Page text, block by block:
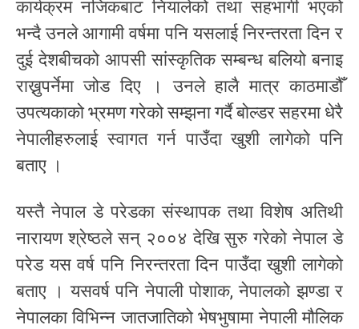
कार्यक्रम नजिकबाट नियालेको तथा सहभागी भएको
भन्दै उनले आगामी वर्षमा पनि यसलाई निरन्तरता दिन र
दुई देशबीचको आपसी सांस्कृतिक सम्बन्ध बलियो बनाइ
राख्नुपर्नेमा जोड दिए । उनले हालै मात्र काठमाडौँ
उपत्यकाको भ्रमण गरेको सम्झना गर्दै बोल्डर सहरमा धेरै
नेपालीहरुलाई स्वागत गर्न पाउँदा खुशी लागेको पनि
बताए ।
यस्तै नेपाल डे परेडका संस्थापक तथा विशेष अतिथी
नारायण श्रेष्ठले सन् २००४ देखि सुरु गरेको नेपाल डे
परेड यस वर्ष पनि निरन्तरता दिन पाउँदा खुशी लागेको
बताए । यसवर्ष पनि नेपाली पोशाक, नेपालको झण्डा र
नेपालका विभिन्न जातजातिको भेषभुषामा नेपाली मौलिक